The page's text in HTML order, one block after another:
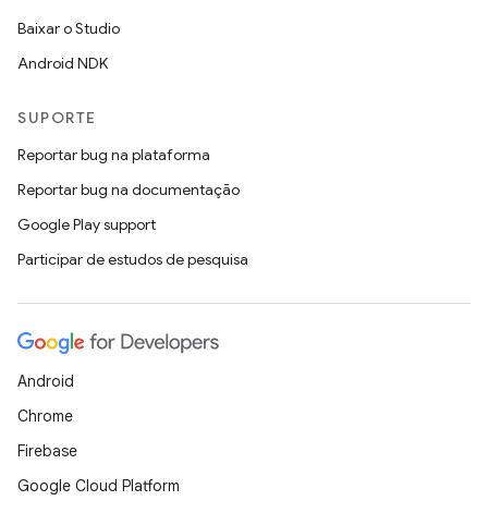
Baixar o Studio
Android NDK
SUPORTE
Reportar bug na plataforma
Reportar bug na documentação
Google Play support
Participar de estudos de pesquisa
Android
Chrome
Firebase
Google Cloud Platform